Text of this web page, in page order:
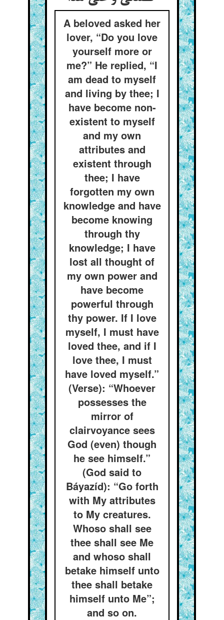
A beloved asked her
lover, “Do you love
yourself more or
me?” He replied, “I
am dead to myself
and living by thee; I
have become non-
existent to myself
and my own
attributes and
existent through
thee; I have
forgotten my own
knowledge and have
become knowing
through thy
knowledge; I have
lost all thought of
my own power and
have become
powerful through
thy power. If I love
myself, I must have
loved thee, and if I
love thee, I must
have loved myself.”
(Verse): “Whoever
possesses the
mirror of
clairvoyance sees
God (even) though
he see himself.”
(God said to
Báyazíd): “Go forth
with My attributes
to My creatures.
Whoso shall see
thee shall see Me
and whoso shall
betake himself unto
thee shall betake
himself unto Me”;
and so on.